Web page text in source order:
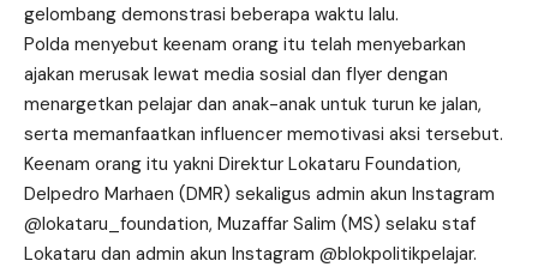
gelombang demonstrasi beberapa waktu lalu.
Polda menyebut keenam orang itu telah menyebarkan
ajakan merusak lewat media sosial dan flyer dengan
menargetkan pelajar dan anak-anak untuk turun ke jalan,
serta memanfaatkan influencer memotivasi aksi tersebut.
Keenam orang itu yakni Direktur Lokataru Foundation,
Delpedro Marhaen (DMR) sekaligus admin akun Instagram
@lokataru_foundation, Muzaffar Salim (MS) selaku staf
Lokataru dan admin akun Instagram @blokpolitikpelajar.